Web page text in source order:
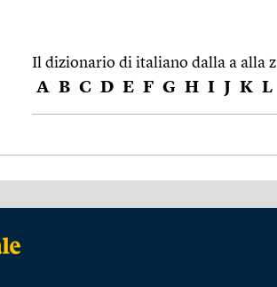
Il dizionario di italiano dalla a alla z
A B C D E F G H I J K L